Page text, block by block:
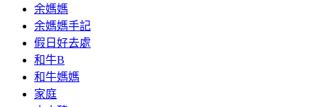
余媽媽
余媽媽手記
假日好去處
和牛B
和牛媽媽
家庭